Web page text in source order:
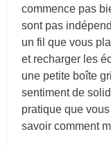
commence pas
sont pas
un fil que vous
et recharger les
une petite boîte
sentiment de
pratique que
savoir comment